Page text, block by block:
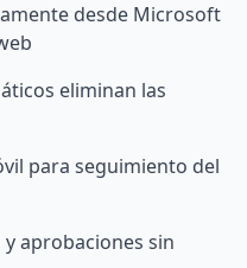
desde Microsoft
eliminan las
para seguimiento del
aprobaciones sin